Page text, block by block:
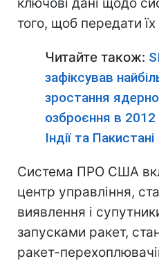
того, щоб передати їх
Читайте також:
зафіксував
зростання
озброєння в 2012
Індії та Пакистані
Система ПРО США
центр управління,
виявлення і
запусками ракет,
ракет-